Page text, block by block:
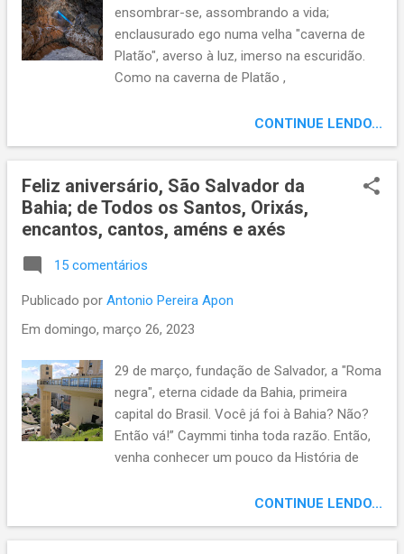
ensombrar-se, assombrando a vida;
enclausurado ego numa velha "caverna de
Platão", averso à luz, imerso na escuridão.
Como na caverna de Platão ,
sombras de estimação; enclausurados,
desafora, tudo lá de fora, se afigura
subversão. Obstinada ignorância, enfurnada
vil caterva, fora da treva, não percebe
salvação; a sombra não enxerga a paz, nada
nos assombramos, deliramos em nossas
miragens; perturbados, perturbamos,
apercepção. Tudo está errado! Certas,
acerto; desconcerto de quem se
desconsertou. Aclimatados à escuridão. A
luz nos desafora. Se ainda não se inscreveu,
inscreva-se em nosso canal Apon na arte
do viver. , clique no sininho para escolher
dos vídeos novos. E não esqueça de dar
seus likes. Conto com...
CONTINUE LENDO...
Feliz aniversário, São Salvador da
Bahia; de Todos os Santos, Orixás,
encantos, cantos, améns e axés
15 comentários
Publicado por Antonio Pereira Apon
Em domingo, março 26, 2023
29 de março, fundação de Salvador, a "Roma
negra", eterna cidade da Bahia, primeira
capital do Brasil. Você já foi à Bahia? Não?
Então vá!” Caymmi tinha toda razão. Então,
venha conhecer um pouco da História de
março de 1549, data oficial da fundação de
Salvador. Tomé de Souza, primeiro
governador geral do Brasil, desembarca no
CONTINUE LENDO...